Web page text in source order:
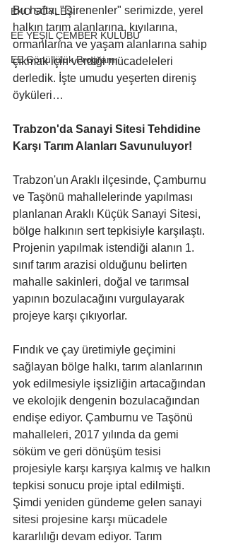
EKO SÖYLEŞİ
EE YEŞİL ÇEMBER KULÜBÜ
EE Gönüllülük Programı
Bu hafta, "Direnenler" serimizde, yerel
halkın tarım alanlarına, kıyılarına,
ormanlarına ve yaşam alanlarına sahip
çıkmak için verdiği mücadeleleri
derledik. İşte umudu yeşerten direniş
öyküleri…
Trabzon'da Sanayi Sitesi Tehdidine
Karşı Tarım Alanları Savunuluyor!
Trabzon'un Araklı ilçesinde, Çamburnu
ve Taşönü mahallelerinde yapılması
planlanan Araklı Küçük Sanayi Sitesi,
bölge halkının sert tepkisiyle karşılaştı.
Projenin yapılmak istendiği alanın 1.
sınıf tarım arazisi olduğunu belirten
mahalle sakinleri, doğal ve tarımsal
yapının bozulacağını vurgulayarak
projeye karşı çıkıyorlar.
Fındık ve çay üretimiyle geçimini
sağlayan bölge halkı, tarım alanlarının
yok edilmesiyle işsizliğin artacağından
ve ekolojik dengenin bozulacağından
endişe ediyor. Çamburnu ve Taşönü
mahalleleri, 2017 yılında da gemi
söküm ve geri dönüşüm tesisi
projesiyle karşı karşıya kalmış ve halkın
tepkisi sonucu proje iptal edilmişti.
Şimdi yeniden gündeme gelen sanayi
sitesi projesine karşı mücadele
kararlılığı devam ediyor. Tarım